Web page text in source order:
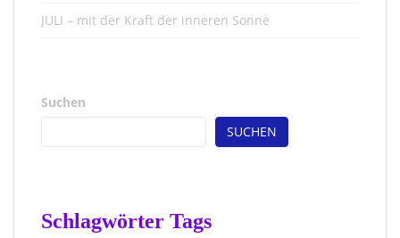
JULI – mit der Kraft der inneren Sonne
Suchen
SUCHEN
Schlagwörter Tags